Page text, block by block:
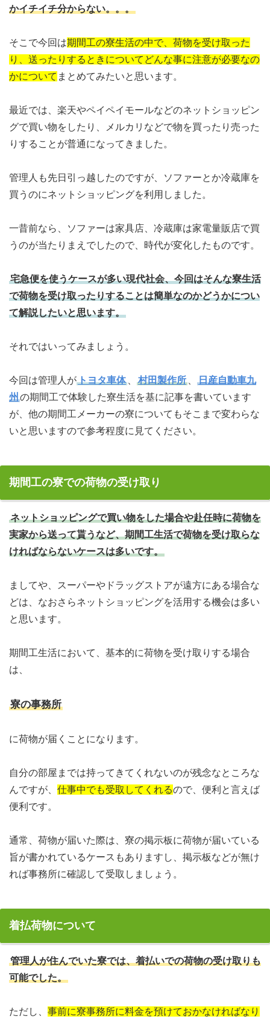
かイチイチ分からない。。。
そこで今回は期間工の寮生活の中で、荷物を受け取った
り、送ったりするときについてどんな事に注意が必要なの
かについて まとめてみたいと思います。
最近では、楽天やペイペイモールなどのネットショッピン
グで買い物をしたり、メルカリなどで物を買ったり売った
りすることが普通になってきました。
管理人も先日引っ越したのですが、ソファーとか冷蔵庫を
買うのにネットショッピングを利用しました。
一昔前なら、ソファーは家具店、冷蔵庫は家電量販店で買
うのが当たりまえでしたので、時代が変化したものです。
宅急便を使うケースが多い現代社会、今回はそんな寮生活
で荷物を受け取ったりすることは簡単なのかどうかについ
て解説したいと思います。
それではいってみましょう。
今回は管理人がトヨタ車体 村田製作所
日産自動車九
州の期間工で体験した寮生活を基に記事を書いています
が、他の期間工メーカーの寮についてもそこまで変わらな
いと思いますので参考程度に見てください。
期間工の寮での荷物の受け取り
ネットショッピングで買い物をした場合や赴任時に荷物を
実家から送って貰うなど、期間工生活で荷物を受け取らな
ければならないケースは多いです。
ましてや、スーパーやドラッグストアが遠方にある場合な
どは、なおさらネットショッピングを活用する機会は多い
と思います。
期間工生活において、基本的に荷物を受け取りする場合
は、
寮の事務所
に荷物が届くことになります。
自分の部屋までは持ってきてくれないのが残念なところな
んですが、 仕事中でも受取してくれるので、便利と言えば
便利です。
通常、荷物が届いた際は、寮の掲示板に荷物が届いている
旨が書かれているケースもありますし、掲示板などが無け
れば事務所に確認して受取しましょう。
着払荷物について
管理人が住んでいた寮では、着払いでの荷物の受け取りも
可能でした。
ただし、 事前に寮事務所に料金を預けておかなければなり